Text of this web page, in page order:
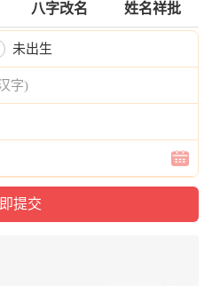
八字改名 姓名祥批
未出生